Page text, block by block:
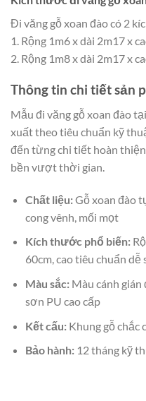
Đi văng gỗ xoan đào có 2
1. Rộng 1m6 x dài 2m17 x
2. Rộng 1m8 x dài 2m17 x
Thông tin chi tiết sản
Mẫu đi văng gỗ xoan đào tại
xuất theo tiêu chuẩn kỹ
đến từng chi tiết hoàn
bền vượt thời gian.
Chất liệu:Gỗ xoan đào
cong vênh, mối mọt
Kích thước phổ biến:
60cm, cao tiêu chuẩn dễ
Màu sắc:Màu cánh gián
sơn PU cao cấp
Kết cấu:Khung gỗ chắc
Bảo hành:12 tháng kỹ